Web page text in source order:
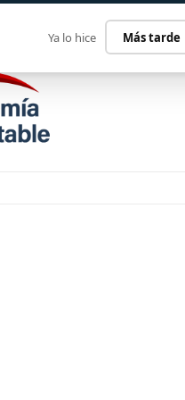
Ya lo hice Más tarde